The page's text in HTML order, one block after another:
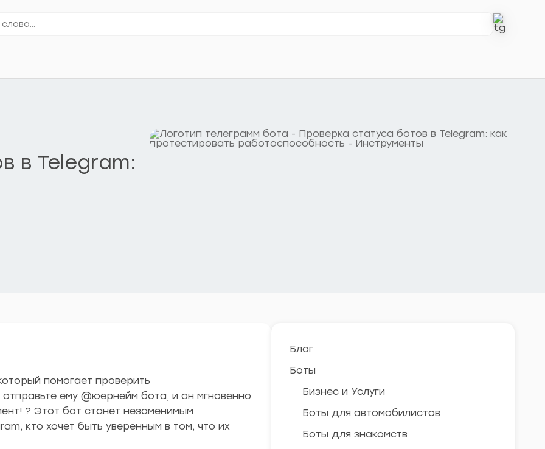
в Telegram:
помогает проверить
ему @юернейм бота, и он мгновенно
? Этот бот станет незаменимым
кто хочет быть уверенным в том, что их
Блог
Боты
Бизнес и Услуги
Боты для автомобилистов
Боты для знакомств